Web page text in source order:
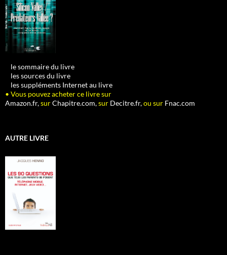
le sommaire du livre
les sources du livre
les suppléments Internet au livre
• Vous pouvez acheter ce livre sur
Amazon.fr,surChapitre.com,sur Decitre.fr,ou sur Fnac.com
AUTRE LIVRE